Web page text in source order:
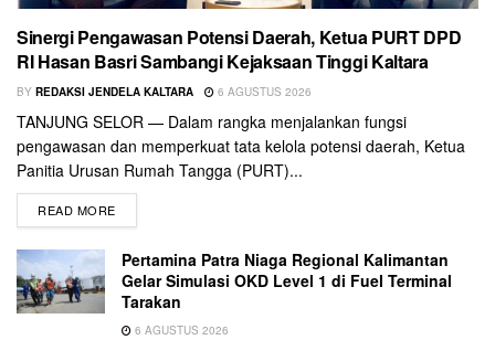
Sinergi Pengawasan Potensi Daerah, Ketua PURT DPD
RI Hasan Basri Sambangi Kejaksaan Tinggi Kaltara
BY REDAKSI JENDELA KALTARA 6 AGUSTUS 2026
TANJUNG SELOR — Dalam rangka menjalankan fungsi
pengawasan dan memperkuat tata kelola potensi daerah, Ketua
Panitia Urusan Rumah Tangga (PURT)...
READ MORE
Pertamina Patra Niaga Regional Kalimantan
Gelar Simulasi OKD Level 1 di Fuel Terminal
Tarakan
6 AGUSTUS 2026